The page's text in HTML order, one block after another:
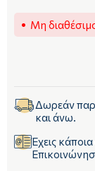
Μη
Δωρεάν
και άνω.
Έχεις